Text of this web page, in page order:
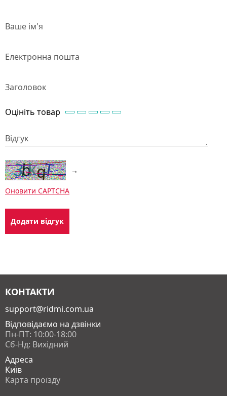
Ваше ім'я
Електронна пошта
Заголовок
Оцініть товар
Відгук
→
Оновити CAPTCHA
КОНТАКТИ
support@ridmi.com.ua
Відповідаємо на дзвінки
Пн-ПТ: 10:00-18:00
Сб-Нд: Вихідний
Адреса
Київ
Карта проїзду